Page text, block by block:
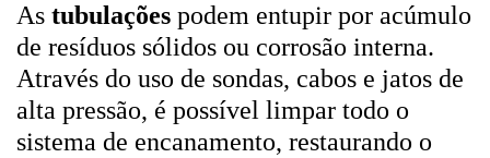
As tubulações podem entupir por acúmulo
de resíduos sólidos ou corrosão interna.
Através do uso de sondas, cabos e jatos de
alta pressão, é possível limpar todo o
sistema de encanamento, restaurando o